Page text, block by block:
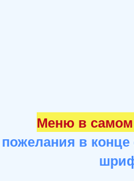
Меню в
пожелания в